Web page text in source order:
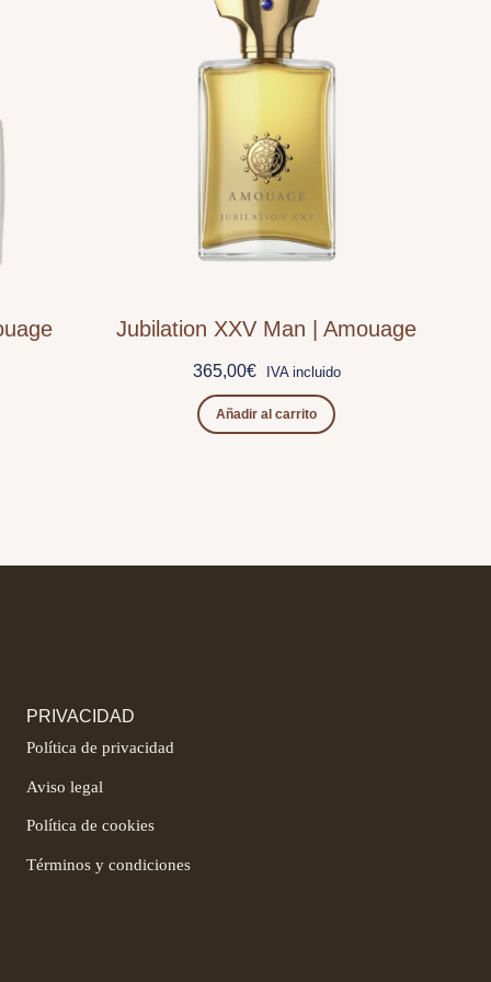
Jubilation XXV Man | Amouage
365,00€ IVA incluido
Añadir al carrito
PRIVACIDAD
Política de privacidad
Aviso legal
Política de cookies
Términos y condiciones